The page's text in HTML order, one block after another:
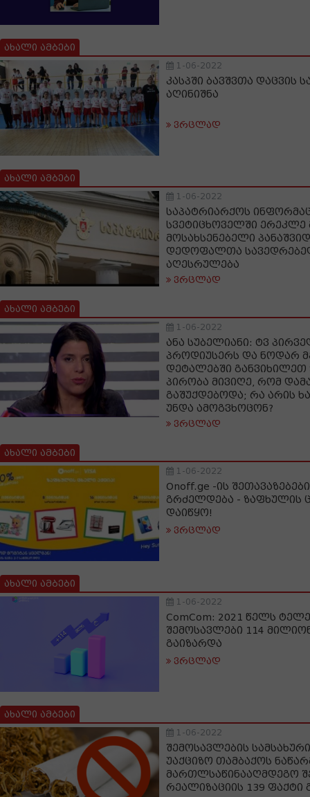
ახალი ამბები
1-06-2022
კასპში ბავშვთა დაცვის
აღინიშნა
ვრცლად
ახალი ამბები
1-06-2022
საპატრიარქოს
სვეტიცხოველში ერეკლე
მოსახსენებელი
დედოფალთა
აღესრულება
ვრცლად
ახალი ამბები
1-06-2022
ანა სუბელიანი: ტვ
პროდიუსერს და ნოდარ
დეტალებში
პირობა მივიღე, რომ
გაშუქდებოდა; რა არის
უნდა ამოგვხოცონ?
ვრცლად
ახალი ამბები
1-06-2022
Onoff.ge -ის
გრძელდება - ზაფხულის
დაიწყო!
ვრცლად
ახალი ამბები
1-06-2022
ComCom: 2021 წელს
შემოსავლები 114
გაიზარდა
ვრცლად
ახალი ამბები
1-06-2022
შემოსავლების
უაქციზო თამბაქოს
მართლსაწინააღმდეგო
რეალიზაციის 139 ფაქტი